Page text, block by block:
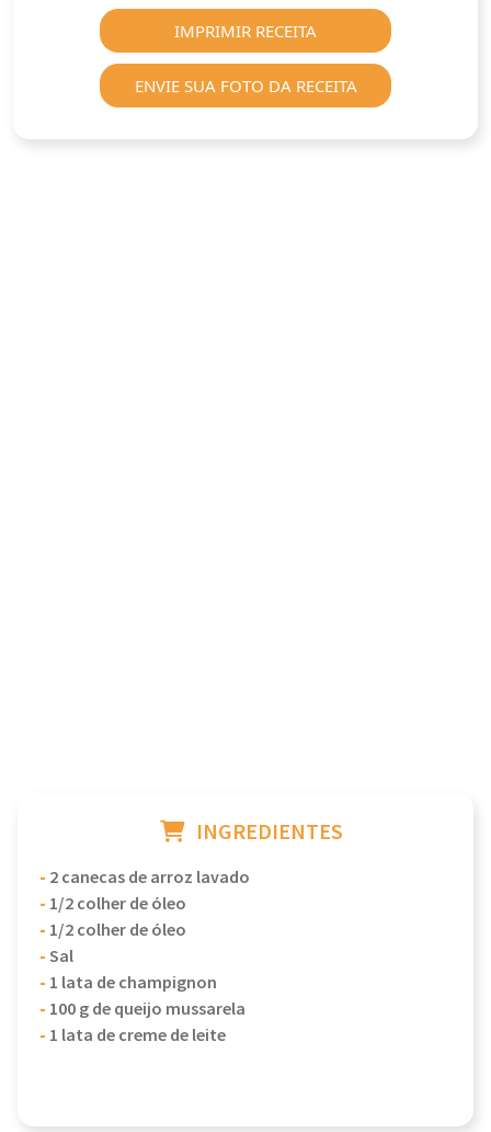
IMPRIMIR RECEITA
ENVIE SUA FOTO DA RECEITA
INGREDIENTES
- 2 canecas de arroz lavado
- 1/2 colher de óleo
- 1/2 colher de óleo
-Sal
- 1 lata de champignon
- 100 g de queijo mussarela
- 1 lata de creme de leite